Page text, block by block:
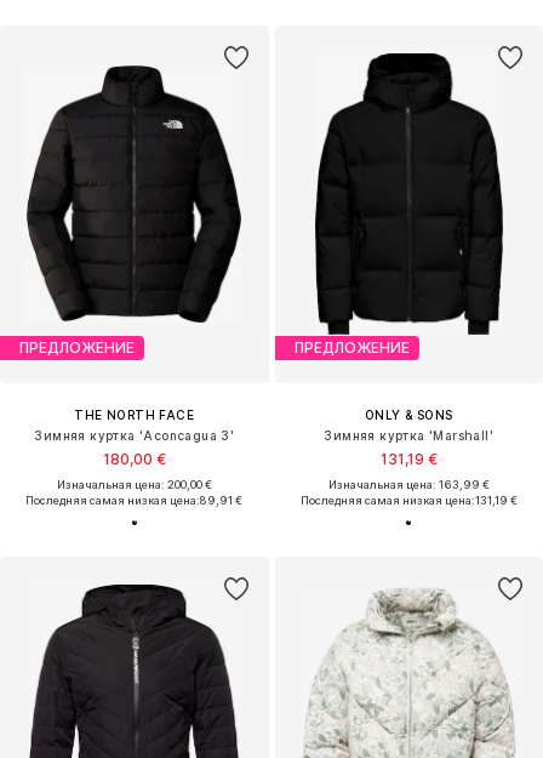
ПРЕДЛОЖЕНИЕ
THE NORTH FACE
Зимняя куртка 'Aconcagua 3'
180,00 €
Изначальная цена: 200,00 €
Последняя самая низкая цена:89,91 €
ПРЕДЛОЖЕНИЕ
ONLY & SONS
Зимняя куртка 'Marshall'
131,19 €
Изначальная цена: 163,99 €
Последняя самая низкая цена:131,19 €